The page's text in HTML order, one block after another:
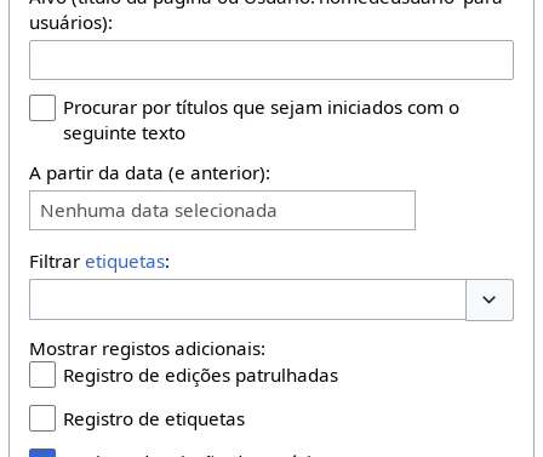
usuários):
Procurar por títulos que sejam iniciados com o
seguinte texto
A partir da data (e anterior):
Nenhuma data selecionada
Filtrar etiquetas:
Mostrar registos adicionais:
Registro de edições patrulhadas
Registro de etiquetas